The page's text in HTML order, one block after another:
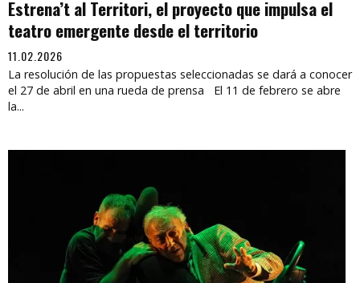
Estrena’t al Territori, el proyecto que impulsa el
teatro emergente desde el territorio
11.02.2026
La resolución de las propuestas seleccionadas se dará a conocer
el 27 de abril en una rueda de prensa El 11 de febrero se abre
la...